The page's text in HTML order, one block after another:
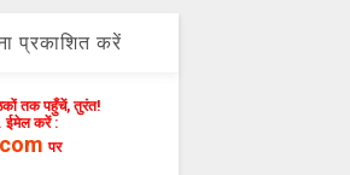
प्रकाशित करें
तक पहुँचें, तुरंत!
ईमेल करें :
पर